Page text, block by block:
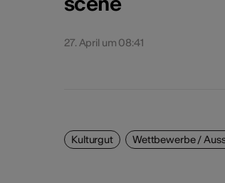
27. April um 08:41
Kulturgut Wettbewerbe /